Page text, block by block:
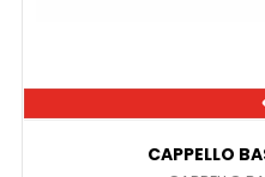
CAPPELLO